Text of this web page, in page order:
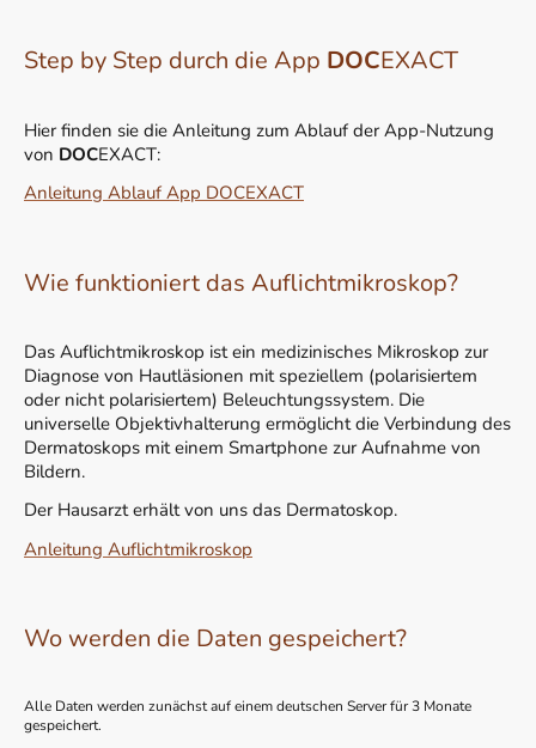
Step by Step durch die App DOCEXACT
Hier finden sie die Anleitung zum Ablauf der App-Nutzung
von DOCEXACT:
Anleitung Ablauf App DOCEXACT
Wie funktioniert das Auflichtmikroskop?
Das Auflichtmikroskop ist ein medizinisches Mikroskop zur
Diagnose von Hautläsionen mit speziellem (polarisiertem
oder nicht polarisiertem) Beleuchtungssystem. Die
universelle Objektivhalterung ermöglicht die Verbindung des
Dermatoskops mit einem Smartphone zur Aufnahme von
Bildern.
Der Hausarzt erhält von uns das Dermatoskop.
Anleitung Auflichtmikroskop
Wo werden die Daten gespeichert?
Alle Daten werden zunächst auf einem deutschen Server für 3 Monate
gespeichert.